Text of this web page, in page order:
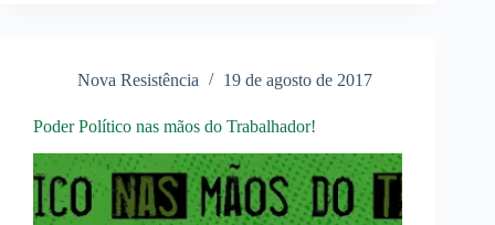
Nova Resistência 19 de agosto de 2017
Poder Político nas mãos do Trabalhador!